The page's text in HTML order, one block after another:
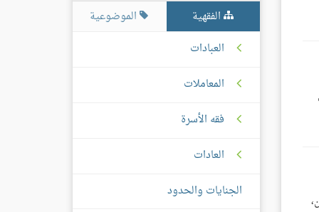
الفقهية
الموضوعية
العبادات
المعاملات
فقه الأسرة
العادات
الجنايات والحدود